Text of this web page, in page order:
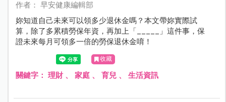
作者： 早安健康編輯部
妳知道自己未來可以領多少退休金嗎？本文帶妳實際試
算，除了多累積勞保年資，再加上「_____」這件事，保
證未來每月可領多一倍的勞保退休金唷！
收藏
關鍵字： 理財、 家庭、 育兒、 生活資訊